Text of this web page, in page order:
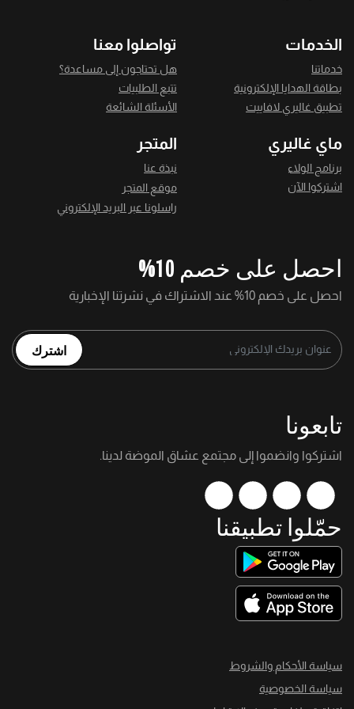
الخدمات
خدماتنا
بطاقة الهدايا الإلكترونية
تطبيق غاليري لافاييت
تواصلوا معنا
هل تحتاجون إلى مساعدة؟
تتبع الطلبيات
الأسئلة الشائعة
ماي غاليري
برنامج الولاء
اشتركوا الآن
المتجر
نبذة عنا
موقع المتجر
راسلونا عبر البريد الإلكتروني
احصل على خصم 10%
احصل على خصم 10% عند الاشتراك في نشرتنا الإخبارية
اشترك
تابعونا
اشتركوا وانضموا إلى مجتمع عشاق الموضة لدينا.
حمّلوا تطبيقنا
سياسة الأحكام والشروط
سياسة الخصوصية